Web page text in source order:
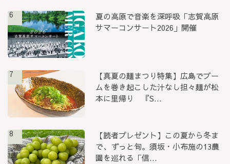
6
夏の高原で音楽を深呼吸「志賀高原
サマーコンサート2026」開催
7
【真夏の麺まつり特集】広島でブー
ムを巻き起こした汁なし担々麺が松
本に里帰り 『S...
8
【読者プレゼント】この夏から冬ま
で、ずっと旬。須坂・小布施の13農
園を巡れる「信...